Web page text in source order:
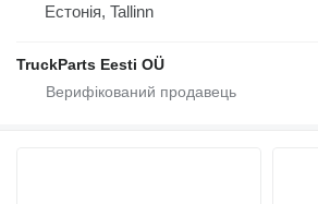
Естонія, Tallinn
TruckParts Eesti OÜ